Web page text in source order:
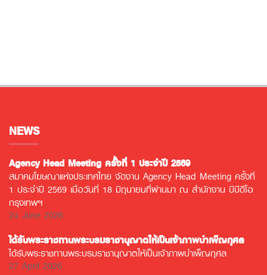
NEWS
Agency Head Meeting ครั้งที่ 1 ประจำปี 2569
สมาคมโฆษณาแห่งประเทศไทย จัดงาน Agency Head Meeting ครั้งที่
1 ประจำปี 2569 เมื่อวันที่ 18 มิถุนายนที่ผ่านมา ณ สำนักงาน บีบีดีโอ
กรุงเทพฯ
24 June 2026
ได้รับพระราชทานพระบรมราชานุญาตให้เป็นเจ้าภาพบำเพ็ญกุศล
ได้รับพระราชทานพระบรมราชานุญาตให้เป็นเจ้าภาพบำเพ็ญกุศล
27 April 2026